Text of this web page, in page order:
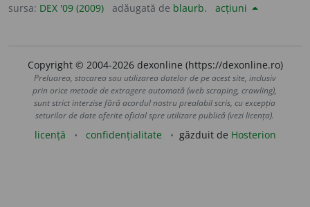
sursa: DEX '09 (2009) adăugată de blaurb. acțiuni
Copyright © 2004-2026 dexonline (https://dexonline.ro)
Preluarea, stocarea sau utilizarea datelor de pe acest site, inclusiv
prin orice metode de extragere automată (web scraping, crawling),
sunt strict interzise fără acordul nostru prealabil scris, cu excepția
seturilor de date oferite oficial spre utilizare publică (vezi licența).
licență confidențialitate găzduit de Hosterion